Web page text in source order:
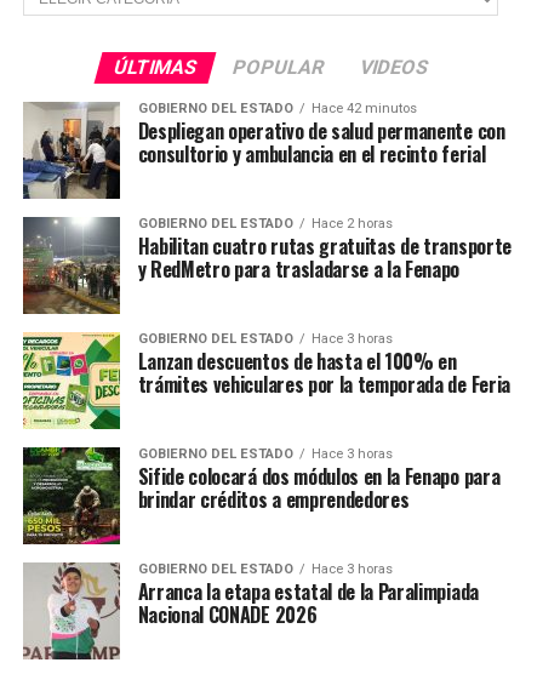
ÚLTIMAS POPULAR VIDEOS
GOBIERNO DEL ESTADO Hace 42 minutos
Despliegan operativo de salud permanente con
consultorio y ambulancia en el recinto ferial
GOBIERNO DEL ESTADO Hace 2 horas
Habilitan cuatro rutas gratuitas de transporte
y RedMetro para trasladarse a la Fenapo
GOBIERNO DEL ESTADO Hace 3 horas
Lanzan descuentos de hasta el 100% en
trámites vehiculares por la temporada de Feria
GOBIERNO DEL ESTADO Hace 3 horas
Sifide colocará dos módulos en la Fenapo para
brindar créditos a emprendedores
GOBIERNO DEL ESTADO Hace 3 horas
Arranca la etapa estatal de la Paralimpiada
Nacional CONADE 2026